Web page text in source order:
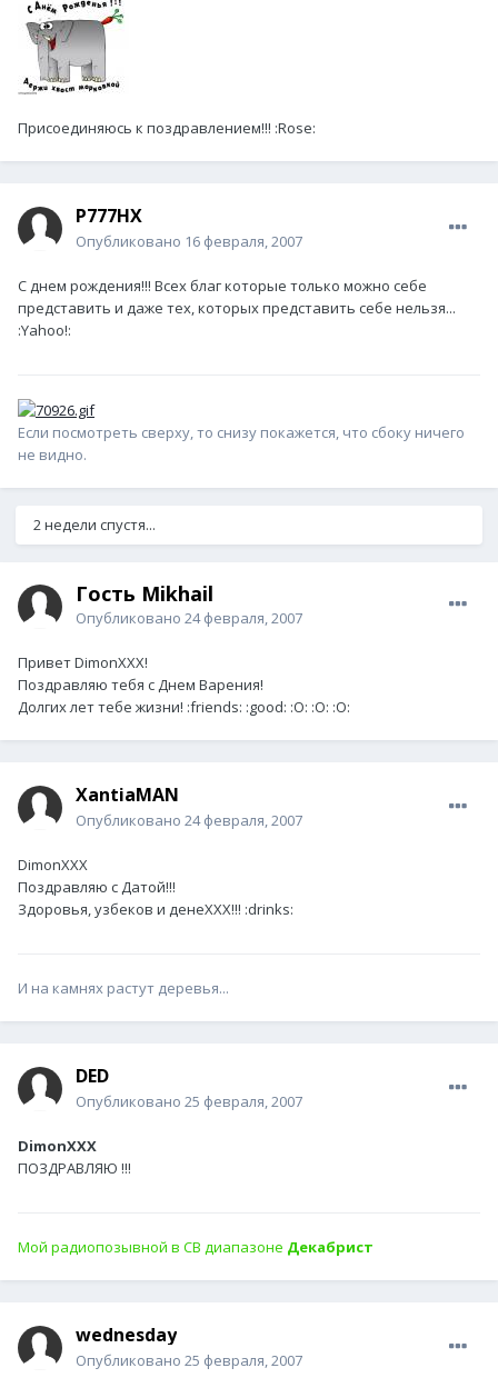
Присоединяюсь к поздравлением!!! :Rose:
P777HX
Опубликовано 16 февраля, 2007
С днем рождения!!! Всех благ которые только можно себе
представить и даже тех, которых представить себе нельзя...
:Yahoo!:
Если посмотреть сверху, то снизу покажется, что сбоку ничего
не видно.
2 недели спустя...
Гость Mikhail
Опубликовано 24 февраля, 2007
Привет DimonXXX!
Поздравляю тебя с Днем Варения!
Долгих лет тебе жизни! :friends: :good: :O: :O: :O:
XantiaMAN
Опубликовано 24 февраля, 2007
DimonXXX
Поздравляю с Датой!!!
Здоровья, узбеков и денеХХХ!!! :drinks:
И на камнях растут деревья...
DED
Опубликовано 25 февраля, 2007
DimonXXX
ПОЗДРАВЛЯЮ !!!
Мой радиопозывной в СВ диапазоне Декабрист
wednesday
Опубликовано 25 февраля, 2007